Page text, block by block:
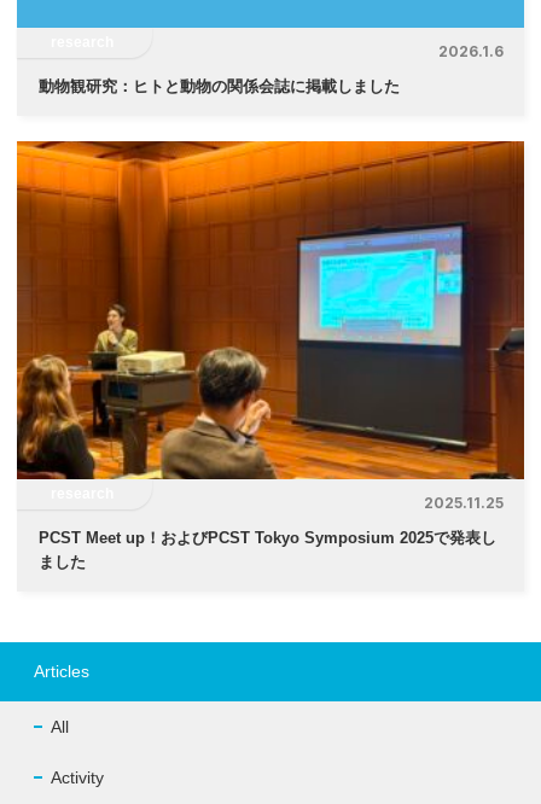
2026.1.6
動物観研究：ヒトと動物の関係会誌に掲載しました
2025.11.25
PCST Meet up！およびPCST Tokyo Symposium 2025で発表し
ました
Articles
All
Activity